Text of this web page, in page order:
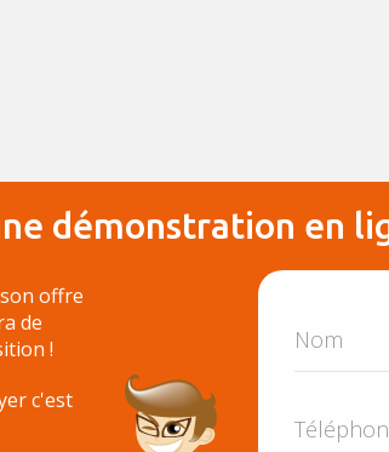
démonstration en
offre
de
!
c'est